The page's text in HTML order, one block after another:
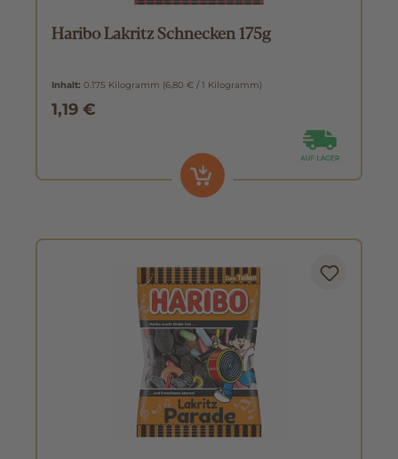
Haribo Lakritz Schnecken 175g
Inhalt: 0.175 Kilogramm (6,80 € / 1 Kilogramm)
1,19 €